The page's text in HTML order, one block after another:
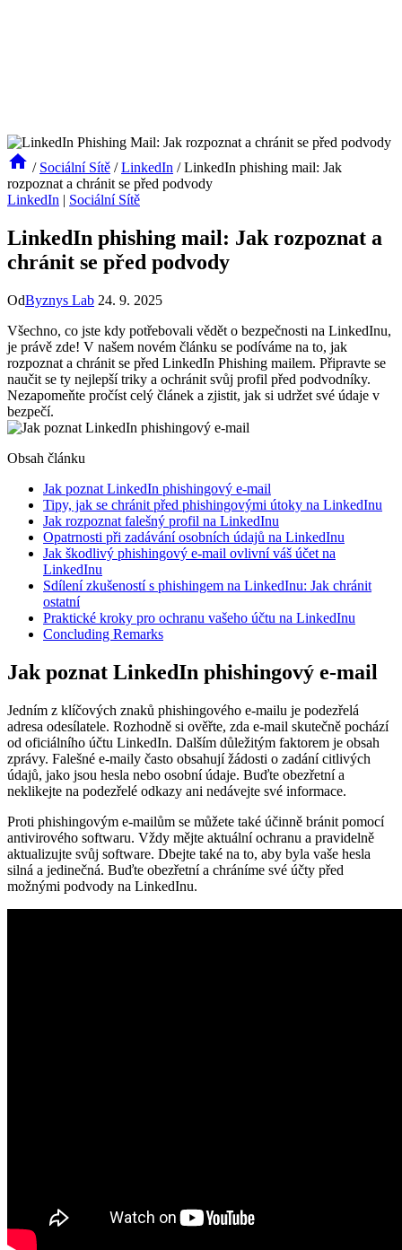
/ Sociální Sítě / LinkedIn / LinkedIn phishing mail: Jak
rozpoznat a chránit se před podvody
LinkedIn | Sociální Sítě
LinkedIn phishing mail: Jak rozpoznat a
chránit se před podvody
OdByznys Lab 24. 9. 2025
Všechno, co jste kdy potřebovali vědět o bezpečnosti na LinkedInu,
je právě zde! V našem novém článku se podíváme na to, jak
rozpoznat a chránit se před LinkedIn Phishing mailem. Připravte se
naučit se ty nejlepší triky a ochránit svůj profil před podvodníky.
Nezapomeňte pročíst celý článek a zjistit, jak si udržet své údaje v
bezpečí.
Obsah článku
Jak poznat LinkedIn phishingový e-mail
Tipy, jak se chránit před phishingovými útoky na LinkedInu
Jak rozpoznat falešný profil na LinkedInu
Opatrnosti při zadávání osobních údajů na LinkedInu
Jak škodlivý phishingový e-mail ovlivní váš účet na
LinkedInu
Sdílení zkušeností s phishingem na LinkedInu: Jak chránit
ostatní
Praktické kroky pro ochranu vašeho účtu na LinkedInu
Concluding Remarks
Jak poznat LinkedIn phishingový e-mail
Jedním z klíčových znaků phishingového e-mailu je podezřelá
adresa odesílatele. Rozhodně si ověřte, zda e-mail skutečně pochází
od oficiálního účtu LinkedIn. Dalším důležitým faktorem je obsah
zprávy. Falešné e-maily často obsahují žádosti o zadání citlivých
údajů, jako jsou hesla nebo osobní údaje. Buďte obezřetní a
neklikejte na podezřelé odkazy ani nedávejte své informace.
Proti phishingovým e-mailům se můžete také účinně bránit pomocí
antivirového softwaru. Vždy mějte aktuální ochranu a pravidelně
aktualizujte svůj software. Dbejte také na to, aby byla vaše hesla
silná a jedinečná. Buďte obezřetní a chráníme své účty před
možnými podvody na LinkedInu.